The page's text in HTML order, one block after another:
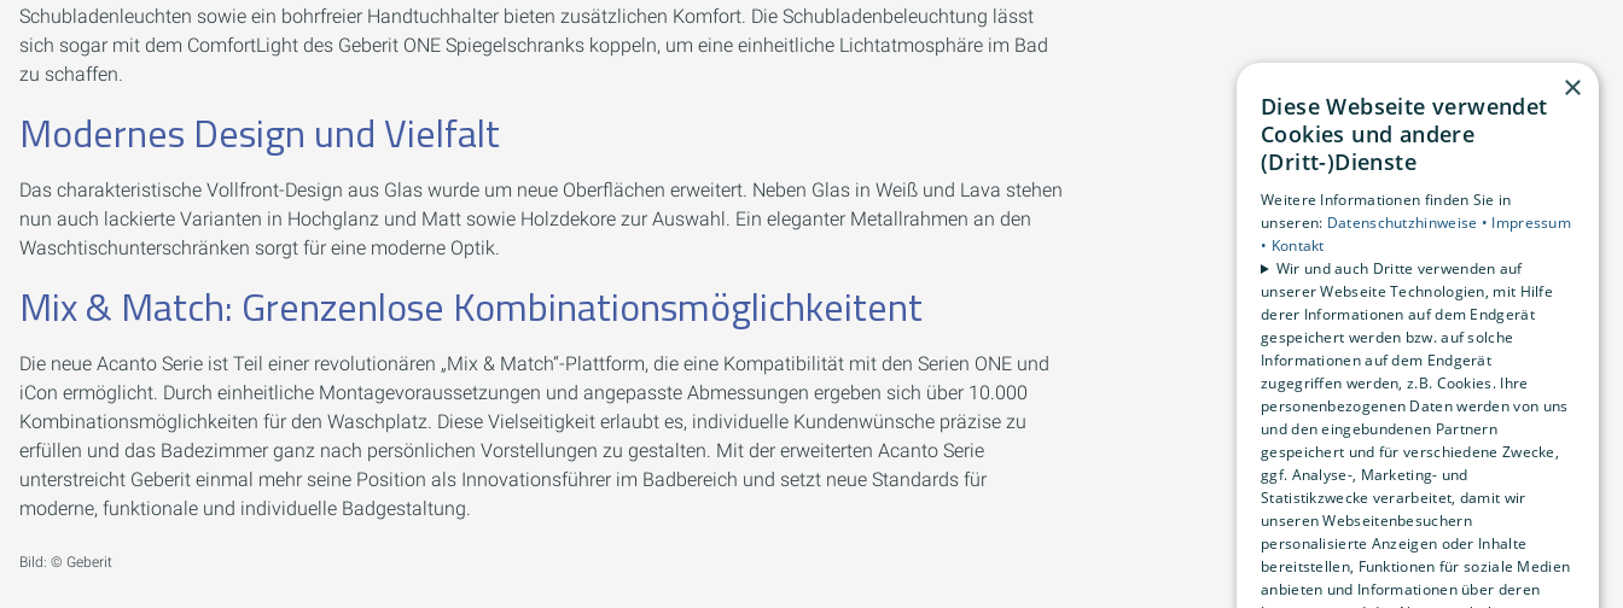
Schubladenleuchten sowie ein bohrfreier Handtuchhalter bieten zusätzlichen Komfort. Die Schubladenbeleuchtung lässt
sich sogar mit dem ComfortLight des Geberit ONE Spiegelschranks koppeln, um eine einheitliche Lichtatmosphäre im Bad
zu schaffen.
Modernes Design und Vielfalt
Das charakteristische Vollfront-Design aus Glas wurde um neue Oberflächen erweitert. Neben Glas in Weiß und Lava stehen
nun auch lackierte Varianten in Hochglanz und Matt sowie Holzdekore zur Auswahl. Ein eleganter Metallrahmen an den
Waschtischunterschränken sorgt für eine moderne Optik.
Mix & Match: Grenzenlose Kombinationsmöglichkeitent
Die neue Acanto Serie ist Teil einer revolutionären „Mix & Match“-Plattform, die eine Kompatibilität mit den Serien ONE und
iCon ermöglicht. Durch einheitliche Montagevoraussetzungen und angepasste Abmessungen ergeben sich über 10.000
Kombinationsmöglichkeiten für den Waschplatz. Diese Vielseitigkeit erlaubt es, individuelle Kundenwünsche präzise zu
erfüllen und das Badezimmer ganz nach persönlichen Vorstellungen zu gestalten. Mit der erweiterten Acanto Serie
unterstreicht Geberit einmal mehr seine Position als Innovationsführer im Badbereich und setzt neue Standards für
moderne, funktionale und individuelle Badgestaltung.
Bild: © Geberit
×
Diese Webseite verwendet
Cookies und andere
(Dritt-)Dienste
Weitere Informationen finden Sie in
unseren: Datenschutzhinweise • Impressum
• Kontakt
Wir und auch Dritte verwenden auf
unserer Webseite Technologien, mit Hilfe
derer Informationen auf dem Endgerät
gespeichert werden bzw. auf solche
Informationen auf dem Endgerät
zugegriffen werden, z.B. Cookies. Ihre
personenbezogenen Daten werden von uns
und den eingebundenen Partnern
gespeichert und für verschiedene Zwecke,
ggf. Analyse-, Marketing- und
Statistikzwecke verarbeitet, damit wir
unseren Webseitenbesuchern
personalisierte Anzeigen oder Inhalte
bereitstellen, Funktionen für soziale Medien
anbieten und Informationen über deren